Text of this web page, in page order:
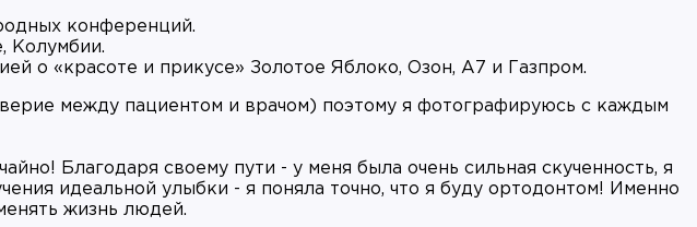
конференций.
Колумбии.
о «красоте и прикусе» Золотое Яблоко, Озон, А7 и Газпром.
между пациентом и врачом) поэтому я фотографируюсь с каждым
Благодаря своему пути - у меня была очень сильная скученность, я
идеальной улыбки - я поняла точно, что я буду ортодонтом! Именно
жизнь людей.